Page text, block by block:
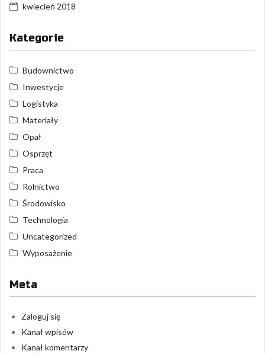
kwiecień 2018
Kategorie
Budownictwo
Inwestycje
Logistyka
Materiały
Opał
Osprzęt
Praca
Rolnictwo
Środowisko
Technologia
Uncategorized
Wyposażenie
Meta
Zaloguj się
Kanał wpisów
Kanał komentarzy